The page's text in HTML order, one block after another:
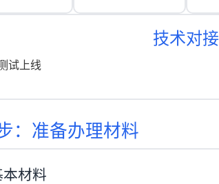
技术对接
试上线
：准备办理材料
材料